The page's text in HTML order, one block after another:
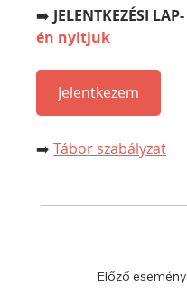
➡️ JELENTKEZÉSI LAP-
én nyitjuk
Jelentkezem
➡️ Tábor szabályzat
Előző esemény